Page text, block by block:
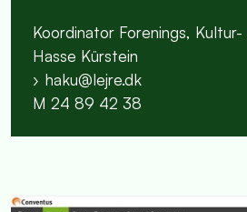
Koordinator Forenings,
Hasse Kürstein
haku@lejre.dk
M 24 89 42 38